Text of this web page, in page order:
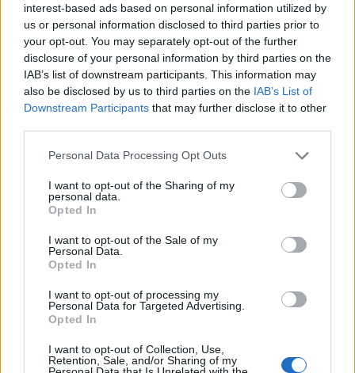
interest-based ads based on personal information utilized by
us or personal information disclosed to third parties prior to
your opt-out. You may separately opt-out of the further
disclosure of your personal information by third parties on the
IAB’s list of downstream participants. This information may
also be disclosed by us to third parties on the IAB’s List of
Downstream Participants that may further disclose it to other
Please note that this website/app uses one or more Google
not limited to your visit or usage behaviour. You may click to
grant or deny consent to Google and its third-party tags to
use your data for below specified purposes in below Google
consent section.
Personal Data Processing Opt Outs
I want to opt-out of the Sharing of my
personal data.
Opted In
I want to opt-out of the Sale of my
Personal Data.
Opted In
I want to opt-out of processing my
Personal Data for Targeted Advertising.
Opted In
I want to opt-out of Collection, Use,
Retention, Sale, and/or Sharing of my
Vraag ondersteuning aanvia de SPID-helpdesk of online
ondersteuning.
Conclusies: een kans voor leerkrachten
HetLerarenhandvest 2024/25 iseen belangrijk
economische bijdrage die kan worden gebruikt voor
500 eurois het een nuttig instrument om
onderwijsvaardigheden te verrijken en deel te nemen aan
relevante culturele activiteiten. Zorg ervoor dat je je kaart
activeert zodra deze beschikbaar is en dat je de vouchers
AUTEUR
Giorgia Stromeo